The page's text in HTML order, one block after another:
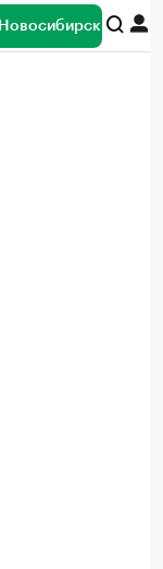
Новосибирск